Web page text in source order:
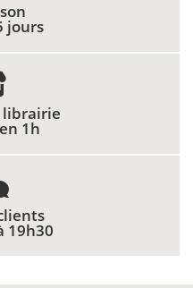
jours
librairie
1h
19h30